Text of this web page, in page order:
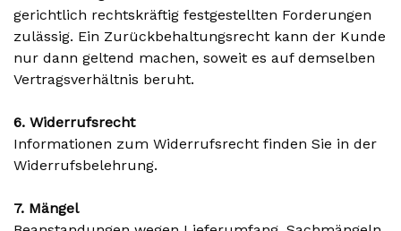
gerichtlich rechtskräftig festgestellten Forderungen
zulässig. Ein Zurückbehaltungsrecht kann der Kunde
nur dann geltend machen, soweit es auf demselben
Vertragsverhältnis beruht.
6. Widerrufsrecht
Informationen zum Widerrufsrecht finden Sie in der
Widerrufsbelehrung.
7. Mängel